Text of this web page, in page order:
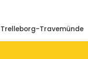
Trelleborg-Travemünde